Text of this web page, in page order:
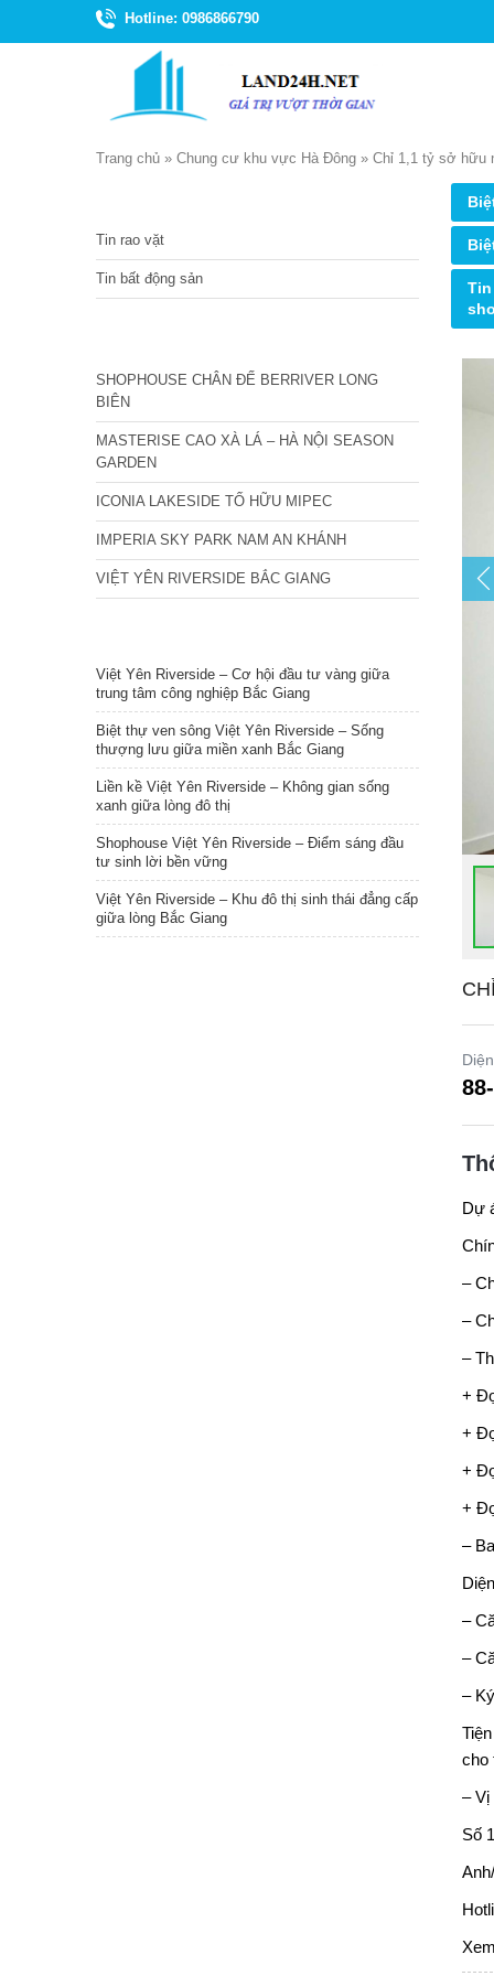
Hotline: 0986866790
Trang chủ » Chung cư khu vực Hà Đông » Chỉ 1,1 tỷ sở hữu
Dự
–
–
–
+
+
+
+
–
–
–
–
cho
– Vị
Số
Tin rao vặt
Tin bất động sản
SHOPHOUSE CHÂN ĐẾ BERRIVER LONG
BIÊN
MASTERISE CAO XÀ LÁ – HÀ NỘI SEASON
GARDEN
ICONIA LAKESIDE TỐ HỮU MIPEC
IMPERIA SKY PARK NAM AN KHÁNH
VIỆT YÊN RIVERSIDE BẮC GIANG
Việt Yên Riverside – Cơ hội đầu tư vàng giữa
trung tâm công nghiệp Bắc Giang
Biệt thự ven sông Việt Yên Riverside – Sống
thượng lưu giữa miền xanh Bắc Giang
Liền kề Việt Yên Riverside – Không gian sống
xanh giữa lòng đô thị
Shophouse Việt Yên Riverside – Điểm sáng đầu
tư sinh lời bền vững
Việt Yên Riverside – Khu đô thị sinh thái đẳng cấp
giữa lòng Bắc Giang